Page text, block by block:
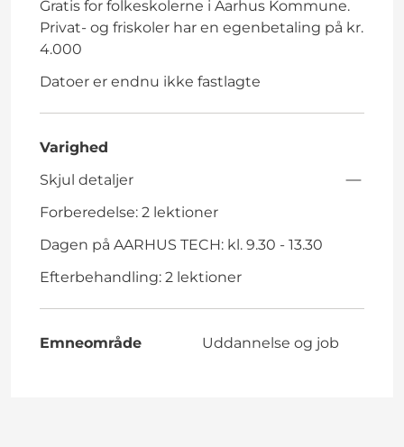
Gratis for folkeskolerne i Aarhus Kommune.
Privat- og friskoler har en egenbetaling på kr.
4.000
Datoer er endnu ikke fastlagte
Varighed
Skjul detaljer
Forberedelse: 2 lektioner
Dagen på AARHUS TECH: kl. 9.30 - 13.30
Efterbehandling: 2 lektioner
Emneområde Uddannelse og job